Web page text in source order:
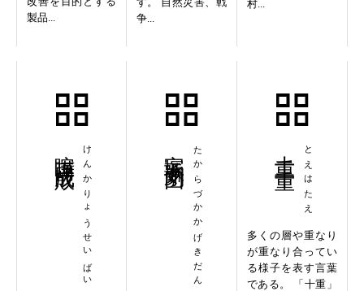
製品...
争...
村...
けんかりょうせいばい たからづかかげきだん とえはたえ
多くの層や重なり
が重なり合ってい
る様子を表す言葉
である。 「十重」